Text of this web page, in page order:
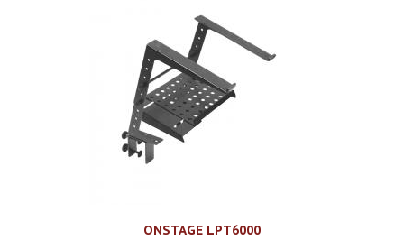
ONSTAGE LPT6000